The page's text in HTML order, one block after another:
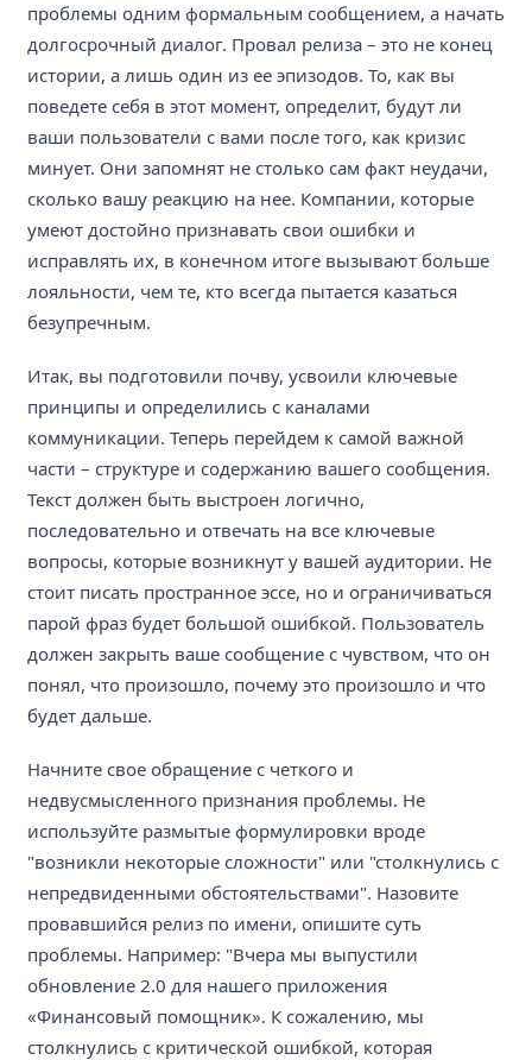
проблемы одним формальным сообщением, а начать
долгосрочный диалог. Провал релиза – это не конец
истории, а лишь один из ее эпизодов. То, как вы
поведете себя в этот момент, определит, будут ли
ваши пользователи с вами после того, как кризис
минует. Они запомнят не столько сам факт неудачи,
сколько вашу реакцию на нее. Компании, которые
умеют достойно признавать свои ошибки и
исправлять их, в конечном итоге вызывают больше
лояльности, чем те, кто всегда пытается казаться
безупречным.
Итак, вы подготовили почву, усвоили ключевые
принципы и определились с каналами
коммуникации. Теперь перейдем к самой важной
части – структуре и содержанию вашего сообщения.
Текст должен быть выстроен логично,
последовательно и отвечать на все ключевые
вопросы, которые возникнут у вашей аудитории. Не
стоит писать пространное эссе, но и ограничиваться
парой фраз будет большой ошибкой. Пользователь
должен закрыть ваше сообщение с чувством, что он
понял, что произошло, почему это произошло и что
будет дальше.
Начните свое обращение с четкого и
недвусмысленного признания проблемы. Не
используйте размытые формулировки вроде
"возникли некоторые сложности" или "столкнулись с
непредвиденными обстоятельствами". Назовите
провавшийся релиз по имени, опишите суть
проблемы. Например: "Вчера мы выпустили
обновление 2.0 для нашего приложения
«Финансовый помощник». К сожалению, мы
столкнулись с критической ошибкой, которая